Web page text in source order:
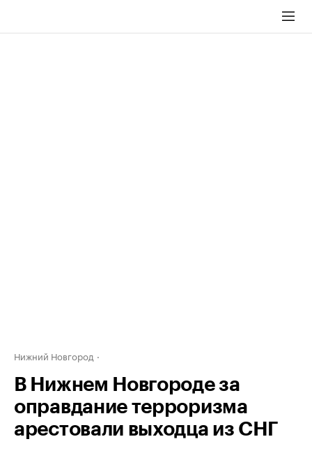
Нижний Новгород
В Нижнем Новгороде за
оправдание терроризма
арестовали выходца из СНГ